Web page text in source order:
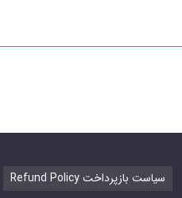
Refund Policy سیاست بازپرداخت